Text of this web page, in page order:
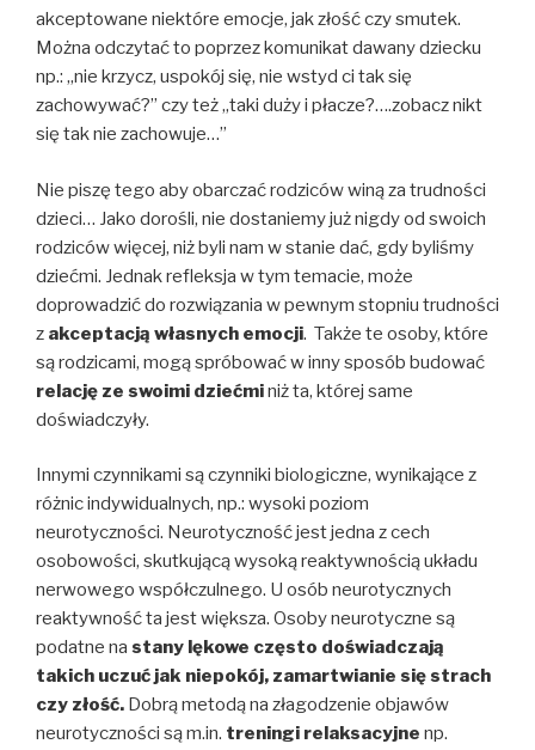
akceptowane niektóre emocje, jak złość czy smutek.
Można odczytać to poprzez komunikat dawany dziecku
np.: ,,nie krzycz, uspokój się, nie wstyd ci tak się
zachowywać?” czy też ,,taki duży i płacze?….zobacz nikt
się tak nie zachowuje…”
Nie piszę tego aby obarczać rodziców winą za trudności
dzieci… Jako dorośli, nie dostaniemy już nigdy od swoich
rodziców więcej, niż byli nam w stanie dać, gdy byliśmy
dziećmi. Jednak refleksja w tym temacie, może
doprowadzić do rozwiązania w pewnym stopniu trudności
z akceptacją własnych emocji. Także te osoby, które
są rodzicami, mogą spróbować w inny sposób budować
relację ze swoimi dziećminiż ta, której same
doświadczyły.
Innymi czynnikami są czynniki biologiczne, wynikające z
różnic indywidualnych, np.: wysoki poziom
neurotyczności. Neurotyczność jest jedna z cech
osobowości, skutkującą wysoką reaktywnością układu
nerwowego współczulnego. U osób neurotycznych
reaktywność ta jest większa. Osoby neurotyczne są
podatne na stany lękowe często doświadczają
takich uczuć jak niepokój, zamartwianie się strach
czy złość. Dobrą metodą na złagodzenie objawów
neurotyczności są m.in. treningi relaksacyjne np.